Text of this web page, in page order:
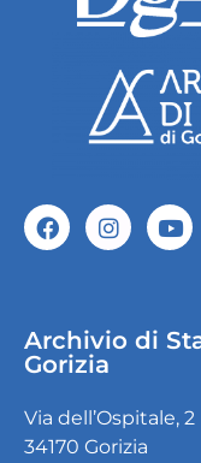
Archivio di
Gorizia
Via dell’Ospitale, 2
34170 Gorizia